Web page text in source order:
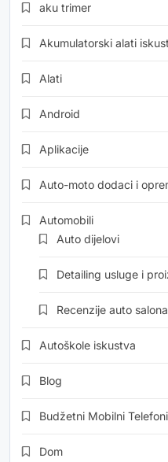
aku trimer
Akumulatorski alati
Alati
Android
Aplikacije
Auto-moto dodaci i
Automobili
Auto dijelovi
Detailing usluge i
Recenzije auto
Autoškole iskustva
Blog
Budžetni Mobilni Telefoni
Dom